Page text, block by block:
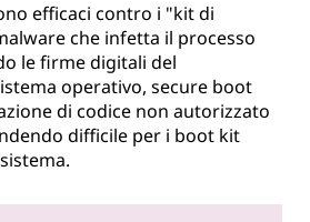
efficaci contro i "kit di
che infetta il processo
le firme digitali del
operativo, secure boot
di codice non autorizzato
difficile per i boot kit